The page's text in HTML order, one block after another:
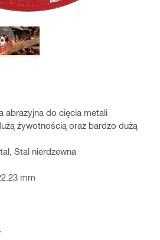
abrazyjna do cięcia metali
żywotnością oraz bardzo dużą
Stal nierdzewna
mm